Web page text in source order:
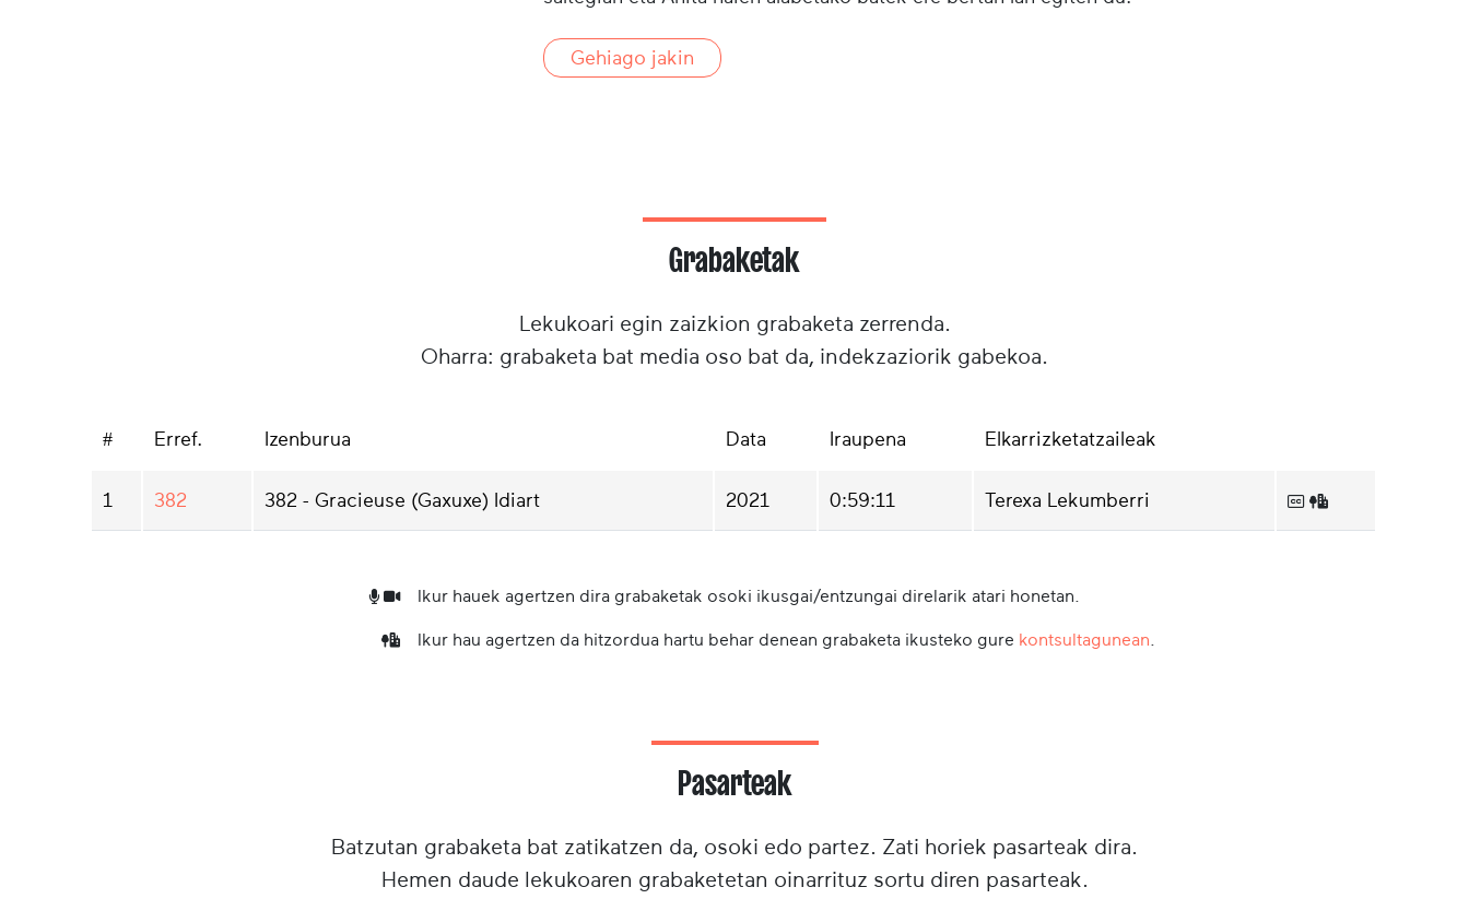
Gehiago jakin
Grabaketak
Lekukoari egin zaizkion grabaketa zerrenda.
Oharra: grabaketa bat media oso bat da, indekzaziorik gabekoa.
# Erref. Izenburua Data Iraupena Elkarrizketatzaileak
1 382 382 - Gracieuse (Gaxuxe) Idiart 2021 0:59:11 Terexa Lekumberri
Ikur hauek agertzen dira grabaketak osoki ikusgai/entzungai direlarik atari honetan.
Ikur hau agertzen da hitzordua hartu behar denean grabaketa ikusteko gure kontsultagunean
Pasarteak
Batzutan grabaketa bat zatikatzen da, osoki edo partez. Zati horiek pasarteak dira.
Hemen daude lekukoaren grabaketetan oinarrituz sortu diren pasarteak.